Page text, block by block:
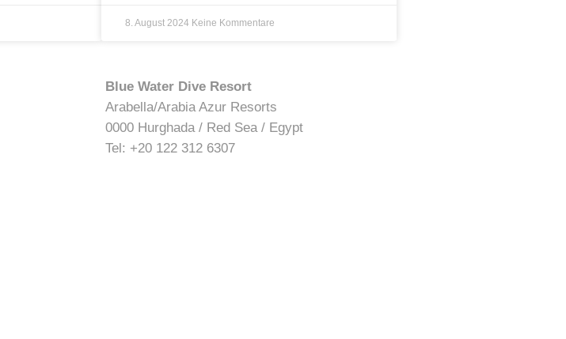
8. August 2024 Keine Kommentare
Blue Water Dive Resort
Arabella/Arabia Azur Resorts
0000 Hurghada / Red Sea / Egypt
Tel: +20 122 312 6307